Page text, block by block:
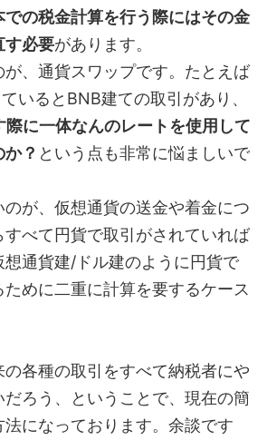
での税金計算を行う際にはその金
す必要があります。
、通貨スワップです。たとえば
いるとBNB建ての取引があり、
際に一体なんのレートを使用して
？ という点も非常に悩ましいで
が、仮想通貨の送金や着金につ
べて円貨で取引がされていれば
想通貨建/ドル建のように円貨で
めに二重に計算を要するケース
の各種の取引をすべて納税者にや
だろう、ということで、現在の簡
になっております。余談です